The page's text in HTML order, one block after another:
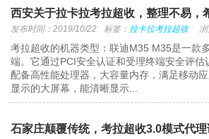
西安关于拉卡拉考拉超收，整理不易，
发布时间：2019/10/22 标签： 拉卡拉考拉超收
考拉超收的机器类型：联迪M35 M35是一款
端。它通过PCI安全认证和受理终端安全评估
配备高性能处理器，大容量内存，满足移动
显示的大屏幕，能清晰显示...
石家庄颠覆传统，考拉超收3.0模式代